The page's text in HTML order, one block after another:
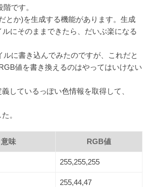
です。
とか)を生成する機能があります。生成
にそのままできたら、だいぶ楽になる
に書き込んでみたのですが、これだと
値を書き換えるのはやってはいけない
しているっぽい色情報を取得して、
。
意味 RGB値
255,255,255
255,44,47